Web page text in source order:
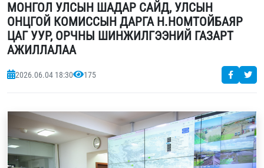
МОНГОЛ УЛСЫН ШАДАР САЙД, УЛСЫН
ОНЦГОЙ КОМИССЫН ДАРГА Н.НОМТОЙБАЯР
ЦАГ УУР, ОРЧНЫ ШИНЖИЛГЭЭНИЙ ГАЗАРТ
АЖИЛЛАЛАА
2026.06.04 18:30 175